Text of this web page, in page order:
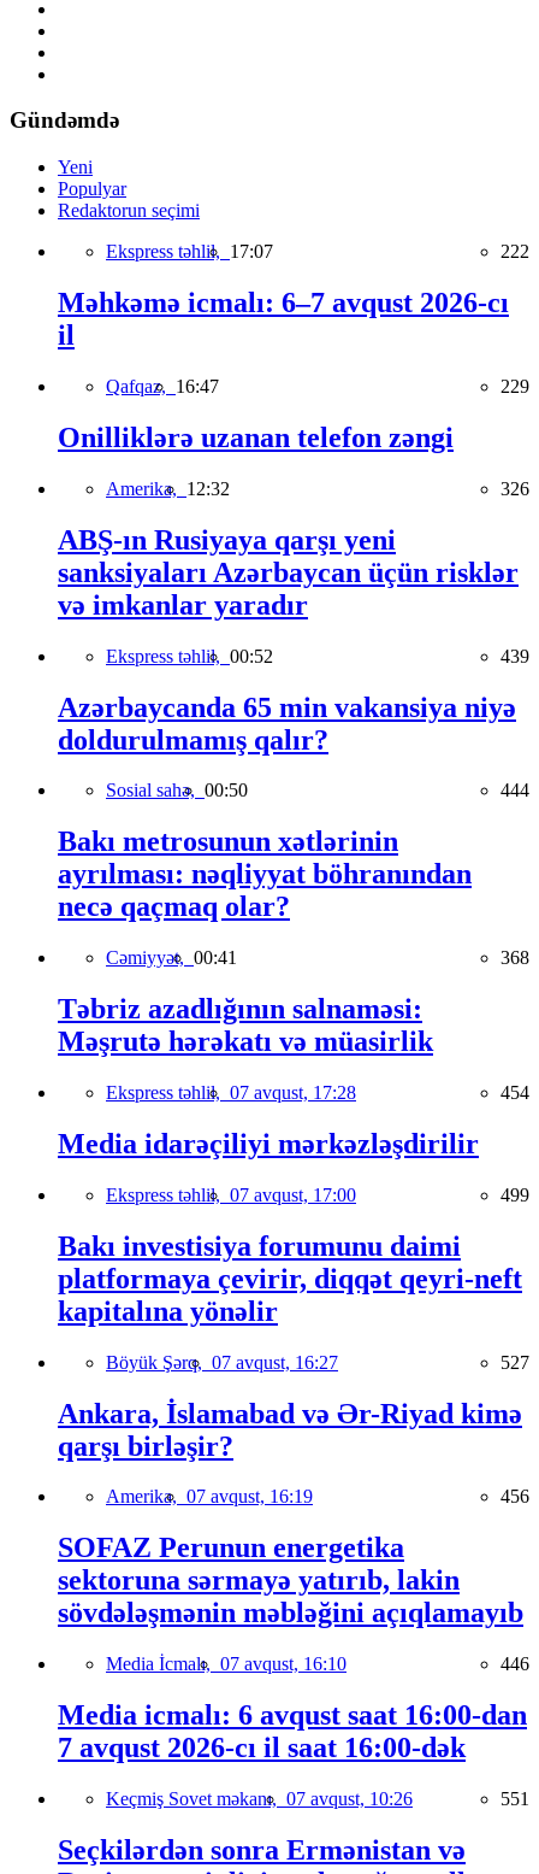
Gündəmdə
Yeni
Populyar
Redaktorun seçimi
Ekspress təhlil, 17:07 222
Məhkəmə icmalı: 6–7 avqust 2026-cı
il
Qafqaz, 16:47 229
Onilliklərə uzanan telefon zəngi
Amerika, 12:32 326
ABŞ-ın Rusiyaya qarşı yeni
sanksiyaları Azərbaycan üçün risklər
və imkanlar yaradır
Ekspress təhlil, 00:52 439
Azərbaycanda 65 min vakansiya niyə
doldurulmamış qalır?
Sosial sahə, 00:50 444
Bakı metrosunun xətlərinin
ayrılması: nəqliyyat böhranından
necə qaçmaq olar?
Cəmiyyət, 00:41 368
Təbriz azadlığının salnaməsi:
Məşrutə hərəkatı və müasirlik
Ekspress təhlil, 07 avqust, 17:28 454
Media idarəçiliyi mərkəzləşdirilir
Ekspress təhlil, 07 avqust, 17:00 499
Bakı investisiya forumunu daimi
platformaya çevirir, diqqət qeyri-neft
kapitalına yönəlir
Böyük Şərq, 07 avqust, 16:27 527
Ankara, İslamabad və Ər-Riyad kimə
qarşı birləşir?
Amerika, 07 avqust, 16:19 456
SOFAZ Perunun energetika
sektoruna sərmayə yatırıb, lakin
sövdələşmənin məbləğini açıqlamayıb
Media İcmalı, 07 avqust, 16:10 446
Media icmalı: 6 avqust saat 16:00-dan
7 avqust 2026-cı il saat 16:00-dək
Keçmiş Sovet məkanı, 07 avqust, 10:26 551
Seçkilərdən sonra Ermənistan və